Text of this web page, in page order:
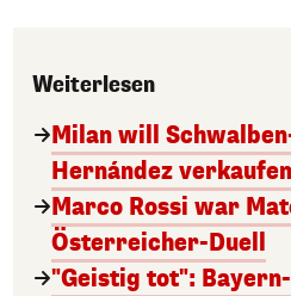
Weiterlesen
Milan will
Hernández verkaufen
Marco Rossi war
Österreicher-Duell
"Geistig tot":